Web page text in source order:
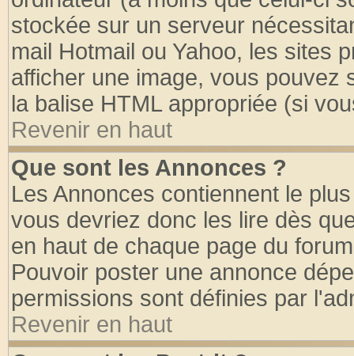
stockée sur un serveur
mail Hotmail ou Yahoo, les sites
afficher une image, vous pouvez
la balise HTML appropriée (si
Revenir en haut
Que sont les Annonces ?
Les Annonces contiennent le
vous devriez donc les lire dès
en haut de chaque page du
Pouvoir poster une annonce
permissions sont définies par
Revenir en haut